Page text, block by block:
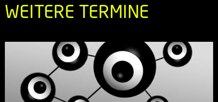
WEITERE TERMINE